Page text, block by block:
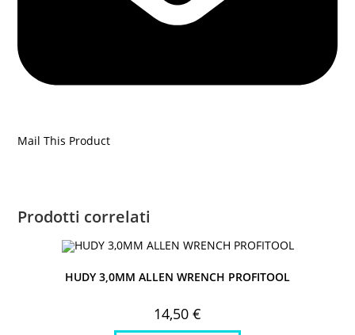
Mail This Product
Prodotti correlati
HUDY 3,0MM ALLEN WRENCH PROFITOOL
14,50 €